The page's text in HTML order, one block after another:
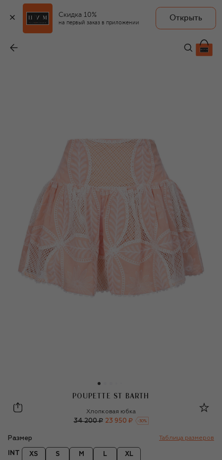
Скидка 10%
на первый заказ в приложении
Открыть
POUPETTE ST BARTH
23 950 ₽
POUPETTE ST BARTH
Poupette St Barth
Хлопковая юбка
34 200 ₽ 23 950 ₽ -30%
Размер Таблица размеров
INT XS S M L XL